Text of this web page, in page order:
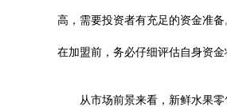
高，需要投资者有充足的资金准
在加盟前，务必仔细评估自身资
从市场前景来看，新鲜水果